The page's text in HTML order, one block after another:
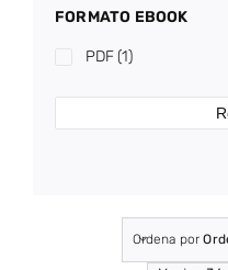
FORMATO EBOOK
PDF(1)
Ordena por